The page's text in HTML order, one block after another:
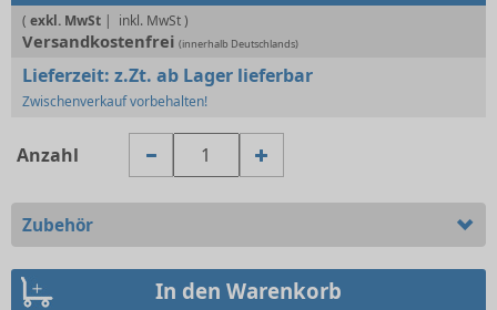
( exkl. MwSt |
Versandkostenfrei (innerhalb Deutschlands)
Lieferzeit: z.Zt. ab Lager lieferbar
Zwischenverkauf vorbehalten!
Anzahl
Zubehör